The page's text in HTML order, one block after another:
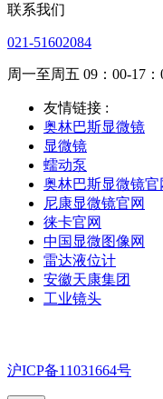
联系我们
021-51602084
周一至周五 09：00-17：
友情链接 :
奥林巴斯显微镜
显微镜
蠕动泵
奥林巴斯显微镜官
尼康显微镜官网
徕卡官网
中国显微图像网
雷达液位计
安徽天康集团
工业镜头
沪ICP备11031664号